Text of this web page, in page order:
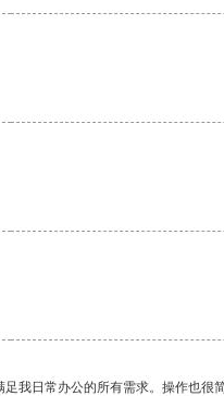
我日常办公的所有需求。操作也很